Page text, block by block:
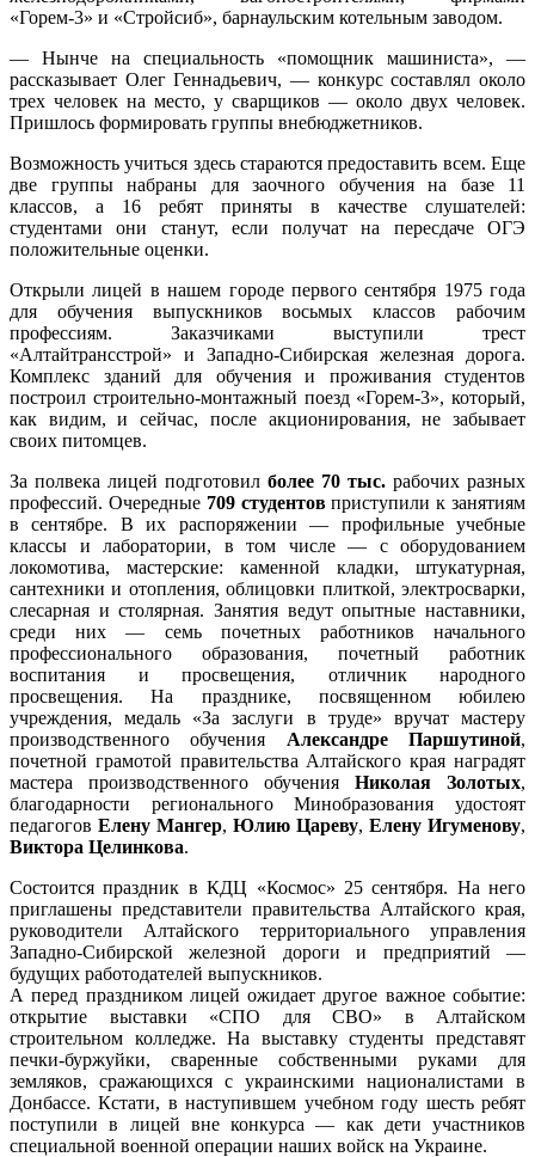
«Горем-3» и «Стройсиб», барнаульским котельным заводом.
— Нынче на специальность «помощник машиниста», —
рассказывает Олег Геннадьевич, — конкурс составлял около
трех человек на место, у сварщиков — около двух человек.
Пришлось формировать группы внебюджетников.
Возможность учиться здесь стараются предоставить всем. Еще
две группы набраны для заочного обучения на базе 11
классов, а 16 ребят приняты в качестве слушателей:
студентами они станут, если получат на пересдаче ОГЭ
положительные оценки.
Открыли лицей в нашем городе первого сентября 1975 года
для обучения выпускников восьмых классов рабочим
профессиям. Заказчиками выступили трест
«Алтайтрансстрой» и Западно-Сибирская железная дорога.
Комплекс зданий для обучения и проживания студентов
построил строительно-монтажный поезд «Горем-3», который,
как видим, и сейчас, после акционирования, не забывает
своих питомцев.
За полвека лицей подготовил более 70 тыс. рабочих разных
профессий. Очередные 709 студентовприступили к занятиям
в сентябре. В их распоряжении — профильные учебные
классы и лаборатории, в том числе — с оборудованием
локомотива, мастерские: каменной кладки, штукатурная,
сантехники и отопления, облицовки плиткой, электросварки,
слесарная и столярная. Занятия ведут опытные наставники,
среди них — семь почетных работников начального
профессионального образования, почетный работник
воспитания и просвещения, отличник народного
просвещения. На празднике, посвященном юбилею
учреждения, медаль «За заслуги в труде» вручат мастеру
производственного обучения Александре Паршутиной,
почетной грамотой правительства Алтайского края наградят
мастера производственного обучения Николая Золотых,
благодарности регионального Минобразования удостоят
педагогов Елену Мангер, Юлию Цареву, Елену Игуменову,
Виктора Целинкова.
Состоится праздник в КДЦ «Космос» 25 сентября. На него
приглашены представители правительства Алтайского края,
руководители Алтайского территориального управления
Западно-Сибирской железной дороги и предприятий —
будущих работодателей выпускников.
А перед праздником лицей ожидает другое важное событие:
открытие выставки «СПО для СВО» в Алтайском
строительном колледже. На выставку студенты представят
печки-буржуйки, сваренные собственными руками для
земляков, сражающихся с украинскими националистами в
Донбассе. Кстати, в наступившем учебном году шесть ребят
поступили в лицей вне конкурса — как дети участников
специальной военной операции наших войск на Украине.